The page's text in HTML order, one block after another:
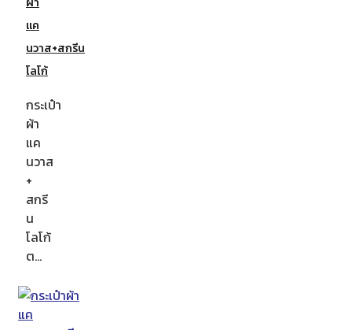
แค
นวาส+สกรีน
โลโก้
กระเป๋า
ผ้า
แค
นวาส
+
สกรี
น
โลโก้
ต…